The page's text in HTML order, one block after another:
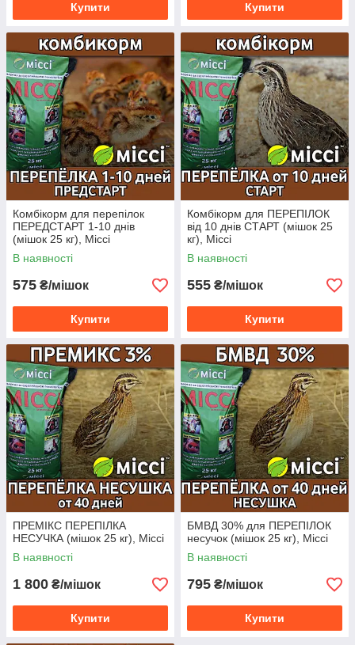
Купити Купити
Комбікорм для перепілок
ПЕРЕДСТАРТ 1-10 днів
(мішок 25 кг), Міссі
В наявності
575 ₴/мішок
Купити
Комбікорм для ПЕРЕПІЛОК
від 10 днів СТАРТ (мішок 25
кг), Міссі
В наявності
555 ₴/мішок
Купити
ПРЕМІКС ПЕРЕПІЛКА
НЕСУЧКА (мішок 25 кг), Міссі
В наявності
1 800 ₴/мішок
Купити
БМВД 30% для ПЕРЕПІЛОК
несучок (мішок 25 кг), Міссі
В наявності
795 ₴/мішок
Купити